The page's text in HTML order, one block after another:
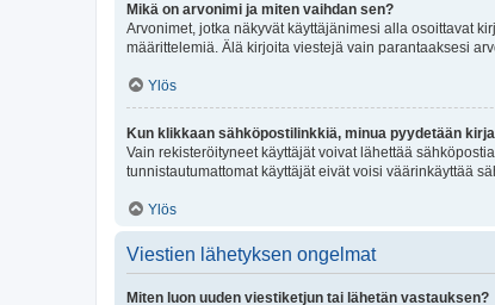
Mikä on arvonimi ja miten vaihdan sen?
Arvonimet, jotka näkyvät käyttäjänimesi alla osoittavat
määrittelemiä. Älä kirjoita viestejä vain parantaaksesi
Ylös
Kun klikkaan sähköpostilinkkiä, minua pyydetään
Vain rekisteröityneet käyttäjät voivat lähettää
tunnistautumattomat käyttäjät eivät voisi väärinkäyttää
Ylös
Viestien lähetyksen ongelmat
Miten luon uuden viestiketjun tai lähetän vastauksen?